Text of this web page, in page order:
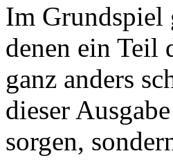
Im Grundspiel
denen ein Teil
ganz anders
dieser
sorgen,